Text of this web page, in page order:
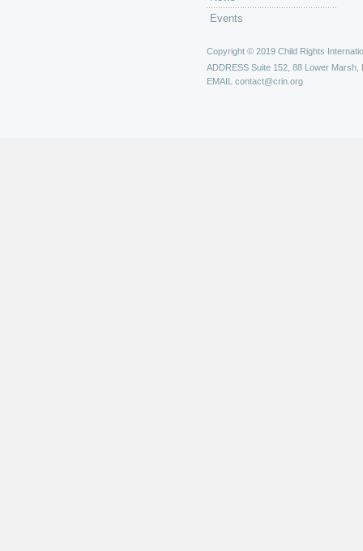
Events
Copyright © 2019 Child Rights
ADDRESS Suite 152, 88 Lower Marsh,
EMAIL contact@crin.org